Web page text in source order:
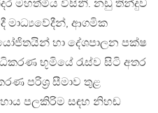
මහත්මිය විසිනි. නඩු තින්දුව
මාධ්‍යවේදීන්, ආගමික
හා දේශපාලන පක්ෂ
භූමියේ රැස්ව සිටි අතර
පරිශ්‍ර සීමාව තුළ
පලකිරිම සඳහ නිහඬ